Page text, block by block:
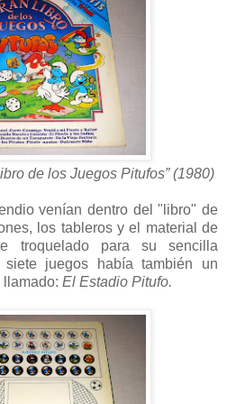
de los Juegos Pitufos” (1980)
venían dentro del "libro" de
los tableros y el material de
troquelado para su sencilla
siete juegos había también un
El Estadio Pitufo.